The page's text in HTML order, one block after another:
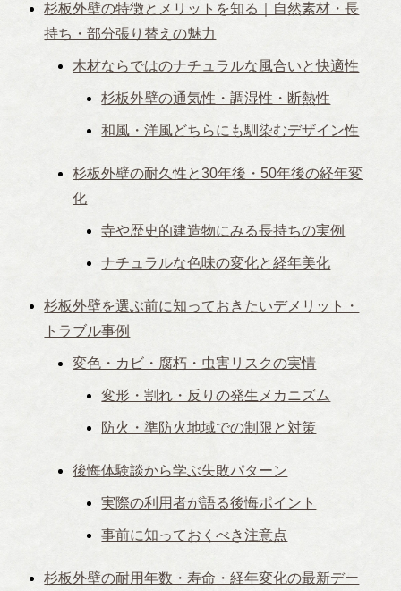
杉板外壁の特徴とメリットを知る｜自然素材・長
持ち・部分張り替えの魅力
木材ならではのナチュラルな風合いと快適性
杉板外壁の通気性・調湿性・断熱性
和風・洋風どちらにも馴染むデザイン性
杉板外壁の耐久性と30年後・50年後の経年変
化
寺や歴史的建造物にみる長持ちの実例
ナチュラルな色味の変化と経年美化
杉板外壁を選ぶ前に知っておきたいデメリット・
トラブル事例
変色・カビ・腐朽・虫害リスクの実情
変形・割れ・反りの発生メカニズム
防火・準防火地域での制限と対策
後悔体験談から学ぶ失敗パターン
実際の利用者が語る後悔ポイント
事前に知っておくべき注意点
杉板外壁の耐用年数・寿命・経年変化の最新デー